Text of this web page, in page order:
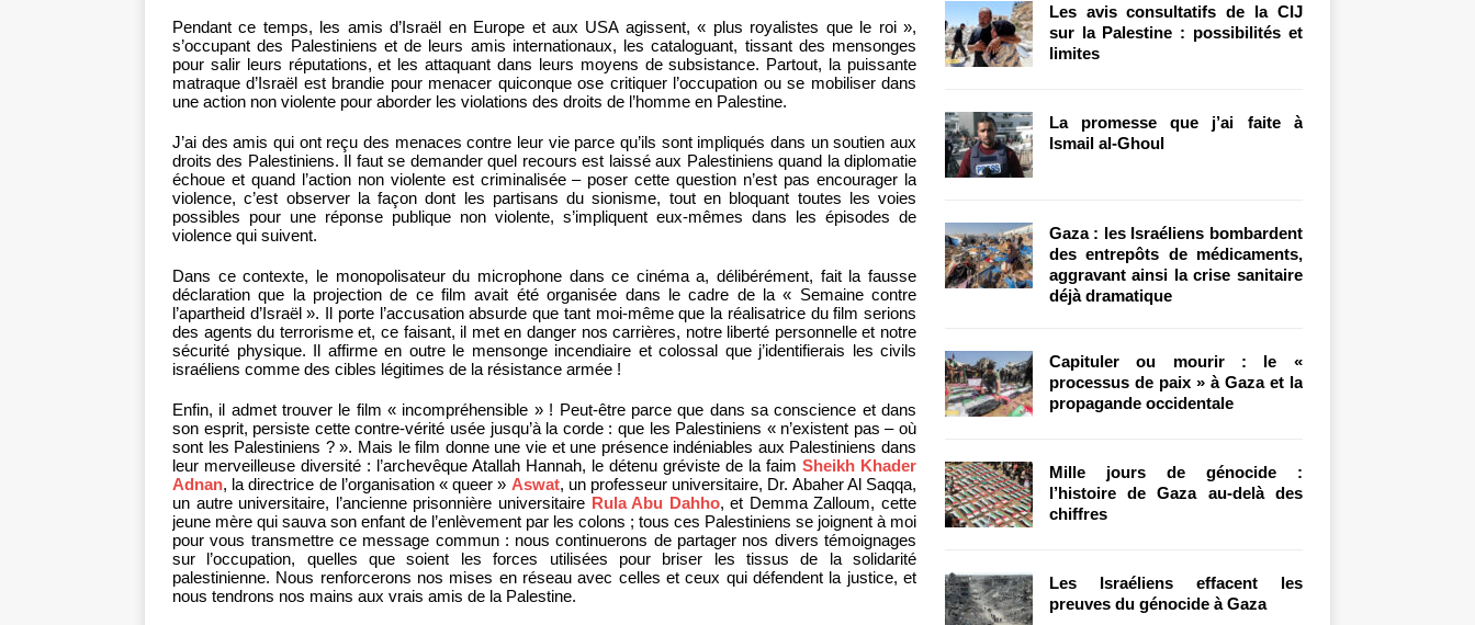
Pendant ce temps, les amis d’Israël en Europe et aux USA agissent, « plus royalistes que le roi »,
s’occupant des Palestiniens et de leurs amis internationaux, les cataloguant, tissant des mensonges
pour salir leurs réputations, et les attaquant dans leurs moyens de subsistance. Partout, la puissante
matraque d’Israël est brandie pour menacer quiconque ose critiquer l’occupation ou se mobiliser dans
une action non violente pour aborder les violations des droits de l’homme en Palestine.
J’ai des amis qui ont reçu des menaces contre leur vie parce qu’ils sont impliqués dans un soutien aux
droits des Palestiniens. Il faut se demander quel recours est laissé aux Palestiniens quand la diplomatie
échoue et quand l’action non violente est criminalisée – poser cette question n’est pas encourager la
violence, c’est observer la façon dont les partisans du sionisme, tout en bloquant toutes les voies
possibles pour une réponse publique non violente, s’impliquent eux-mêmes dans les épisodes de
violence qui suivent.
Dans ce contexte, le monopolisateur du microphone dans ce cinéma a, délibérément, fait la fausse
déclaration que la projection de ce film avait été organisée dans le cadre de la « Semaine contre
l’apartheid d’Israël ». Il porte l’accusation absurde que tant moi-même que la réalisatrice du film serions
des agents du terrorisme et, ce faisant, il met en danger nos carrières, notre liberté personnelle et notre
sécurité physique. Il affirme en outre le mensonge incendiaire et colossal que j’identifierais les civils
israéliens comme des cibles légitimes de la résistance armée !
Enfin, il admet trouver le film « incompréhensible » ! Peut-être parce que dans sa conscience et dans
son esprit, persiste cette contre-vérité usée jusqu’à la corde : que les Palestiniens « n’existent pas – où
sont les Palestiniens ? ». Mais le film donne une vie et une présence indéniables aux Palestiniens dans
leur merveilleuse diversité : l’archevêque Atallah Hannah, le détenu gréviste de la faimSheikh Khader
Adnan, la directrice de l’organisation « queer » Aswat, un professeur universitaire, Dr. Abaher Al Saqqa,
un autre universitaire, l’ancienne prisonnière universitaire Rula Abu Dahho, et Demma Zalloum, cette
jeune mère qui sauva son enfant de l’enlèvement par les colons ; tous ces Palestiniens se joignent à moi
pour vous transmettre ce message commun : nous continuerons de partager nos divers témoignages
sur l’occupation, quelles que soient les forces utilisées pour briser les tissus de la solidarité
palestinienne. Nous renforcerons nos mises en réseau avec celles et ceux qui défendent la justice, et
nous tendrons nos mains aux vrais amis de la Palestine.
Les avis consultatifs de la CIJ
sur la Palestine : possibilités et
limites
La promesse que j’ai faite à
Ismail al-Ghoul
Gaza : les Israéliens bombardent
des entrepôts de médicaments,
aggravant ainsi la crise sanitaire
déjà dramatique
Capituler ou mourir : le «
processus de paix » à Gaza et la
propagande occidentale
Mille jours de génocide :
l’histoire de Gaza au-delà des
chiffres
Les Israéliens effacent les
preuves du génocide à Gaza